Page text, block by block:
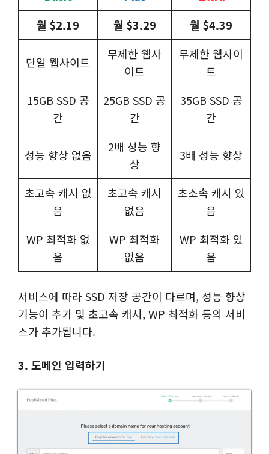
월 $2.19
월 $3.29 월 $4.39
단일 웹사이트
무제한 웹사
이트
무제한 웹사이
트
15GB SSD 공
간
25GB SSD 공
간
35GB SSD 공
간
성능 향상 없음
2배 성능 향
상
3배 성능 향상
초고속 캐시 없
음
초고속 캐시
없음
초소속 캐시 있
음
WP 최적화 없
음
WP 최적화
없음
WP 최적화 있
음
서비스에 따라 SSD 저장 공간이 다르며, 성능 향상
기능이 추가 및 초고속 캐시, WP 최적화 등의 서비
스가 추가됩니다.
3. 도메인 입력하기